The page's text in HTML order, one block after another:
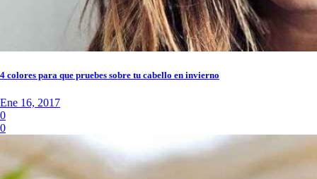
4 colores para que pruebes sobre tu cabello en invierno
Ene 16, 2017
0
0